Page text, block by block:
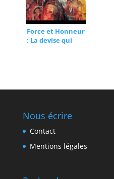
Force et Honneur
: La devise qui
Nous écrire
Contact
Mentions légales